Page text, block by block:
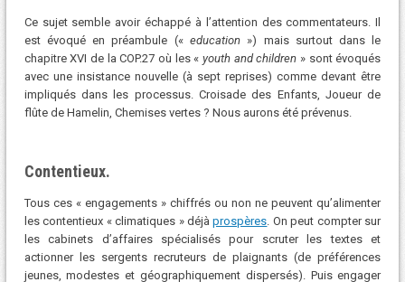
Ce sujet semble avoir échappé à l’attention des commentateurs. Il
est évoqué en préambule (« education ») mais surtout dans le
chapitre XVI de la COP.27 où les « youth and children » sont évoqués
avec une insistance nouvelle (à sept reprises) comme devant être
impliqués dans les processus. Croisade des Enfants, Joueur de
flûte de Hamelin, Chemises vertes ? Nous aurons été prévenus.
Contentieux.
Tous ces « engagements » chiffrés ou non ne peuvent qu’alimenter
les contentieux « climatiques » déjàprospères . On peut compter sur
les cabinets d’affaires spécialisés pour scruter les textes et
actionner les sergents recruteurs de plaignants (de préférences
jeunes, modestes et géographiquement dispersés). Puis engager